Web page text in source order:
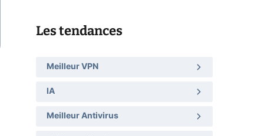
Les tendances
Meilleur VPN
IA
Meilleur Antivirus